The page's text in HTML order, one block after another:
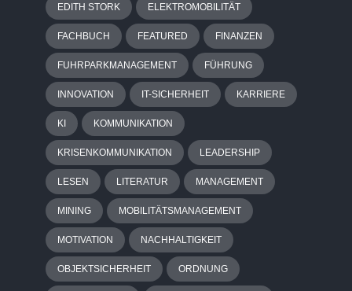
EDITH STORK ELEKTROMOBILITÄT
FACHBUCH FEATURED FINANZEN
FUHRPARKMANAGEMENT FÜHRUNG
INNOVATION IT-SICHERHEIT KARRIERE
KI KOMMUNIKATION
KRISENKOMMUNIKATION LEADERSHIP
LESEN LITERATUR MANAGEMENT
MINING MOBILITÄTSMANAGEMENT
MOTIVATION NACHHALTIGKEIT
OBJEKTSICHERHEIT ORDNUNG